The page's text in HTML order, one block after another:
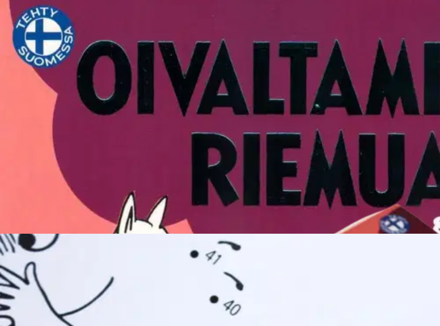
Asiakasomistaja-alennus
Avaa kuva suurempana
Avaa kuva suurempana
Avaa kuva suurempana
Karusellin nuolipainikkeet
Karusellin pikakuvakkeet